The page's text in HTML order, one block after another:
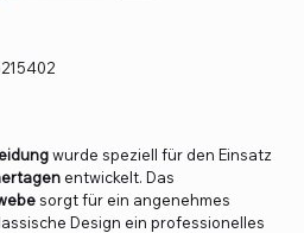
wurde speziell für den Einsatz
entwickelt. Das
sorgt für ein angenehmes
Design ein professionelles